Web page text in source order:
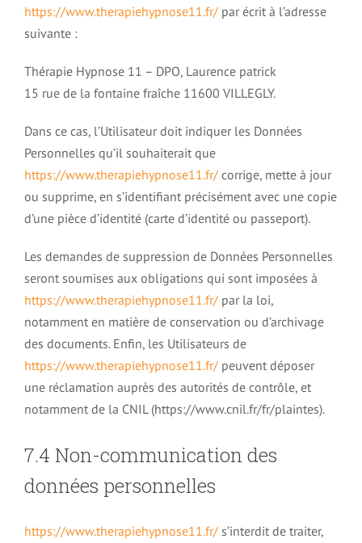
https://www.therapiehypnose11.fr/par écrit à l’adresse
suivante :
Thérapie Hypnose 11 – DPO, Laurence patrick
15 rue de la fontaine fraîche 11600 VILLEGLY.
Dans ce cas, l’Utilisateur doit indiquer les Données
Personnelles qu’il souhaiterait que
https://www.therapiehypnose11.fr/corrige, mette à jour
ou supprime, en s’identifiant précisément avec une copie
d’une pièce d’identité (carte d’identité ou passeport).
Les demandes de suppression de Données Personnelles
seront soumises aux obligations qui sont imposées à
https://www.therapiehypnose11.fr/par la loi,
notamment en matière de conservation ou d’archivage
des documents. Enfin, les Utilisateurs de
https://www.therapiehypnose11.fr/peuvent déposer
une réclamation auprès des autorités de contrôle, et
notamment de la CNIL (https://www.cnil.fr/fr/plaintes).
7.4 Non-communication des
données personnelles
https://www.therapiehypnose11.fr/s’interdit de traiter,